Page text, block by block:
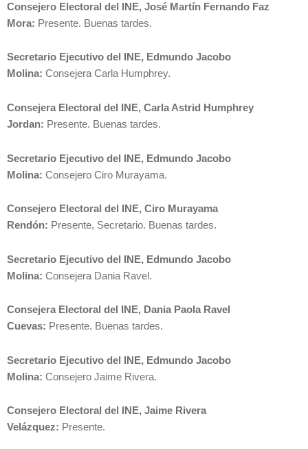
Consejero Electoral del INE, José Martín Fernando Faz
Mora: Presente. Buenas tardes.
Secretario Ejecutivo del INE, Edmundo Jacobo
Molina: Consejera Carla Humphrey.
Consejera Electoral del INE, Carla Astrid Humphrey
Jordan: Presente. Buenas tardes.
Secretario Ejecutivo del INE, Edmundo Jacobo
Molina: Consejero Ciro Murayama.
Consejero Electoral del INE, Ciro Murayama
Rendón: Presente, Secretario. Buenas tardes.
Secretario Ejecutivo del INE, Edmundo Jacobo
Molina: Consejera Dania Ravel.
Consejera Electoral del INE, Dania Paola Ravel
Cuevas: Presente. Buenas tardes.
Secretario Ejecutivo del INE, Edmundo Jacobo
Molina: Consejero Jaime Rivera.
Consejero Electoral del INE, Jaime Rivera
Velázquez: Presente.